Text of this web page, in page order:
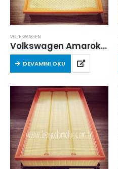
VOLKSWAGEN
Volkswagen Amarok 2010 Sonrası 2.0 Dizel Hava Filtresi
DEVAMINI OKU